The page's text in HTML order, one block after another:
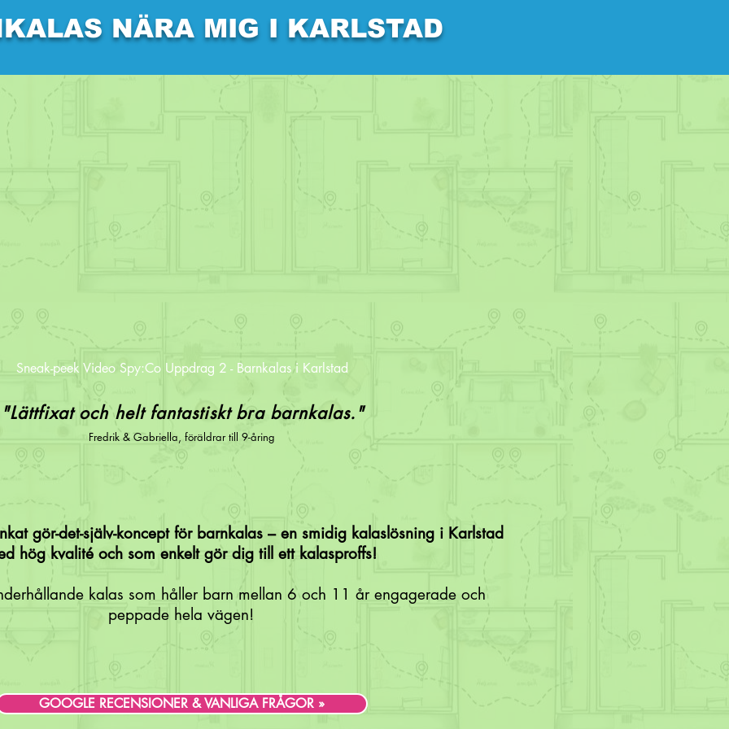
NÄRA MIG I KARLSTAD
Sneak-peek Video Spy:Co Uppdrag 2 - Barnkalas i Karlstad
"Lättfixat och helt fantastiskt bra barnkalas."
Fredrik & Gabriella, föräldrar till 9-åring
gör-det-själv-koncept för barnkalas – en smidig kalaslösning i Karlstad
hög kvalité och som enkelt gör dig till ett kalasproffs!
kalas som håller barn mellan 6 och 11 år engagerade och
peppade hela vägen!
GOOGLE RECENSIONER & VANLIGA FRÅGOR »